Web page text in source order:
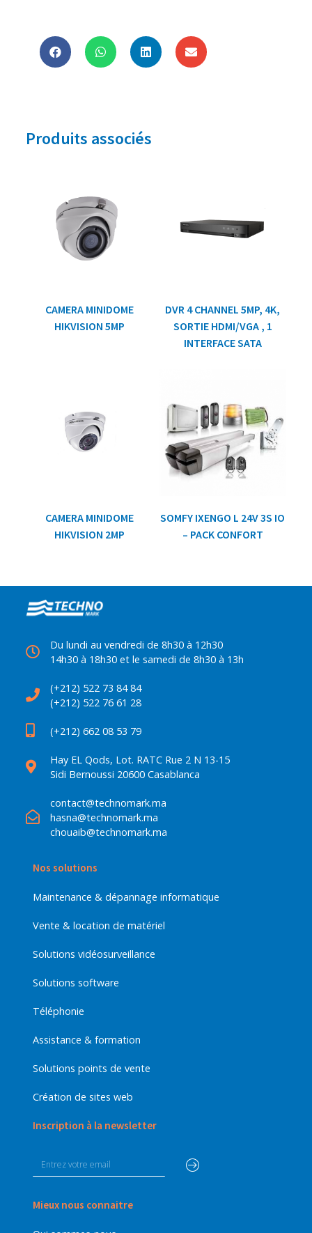
Produits associés
CAMERA MINIDOME
HIKVISION 5MP
DVR 4 CHANNEL 5MP, 4K,
SORTIE HDMI/VGA , 1
INTERFACE SATA
CAMERA MINIDOME
HIKVISION 2MP
SOMFY IXENGO L 24V 3S IO
– PACK CONFORT
Du lundi au vendredi de 8h30 à 12h30
14h30 à 18h30 et le samedi de 8h30 à 13h
(+212) 522 73 84 84
(+212) 522 76 61 28
(+212) 662 08 53 79
Hay EL Qods, Lot. RATC Rue 2 N 13-15
Sidi Bernoussi 20600 Casablanca
contact@technomark.ma
hasna@technomark.ma
chouaib@technomark.ma
Nos solutions
Maintenance & dépannage informatique
Vente & location de matériel
Solutions vidéosurveillance
Solutions software
Téléphonie
Assistance & formation
Solutions points de vente
Création de sites web
Inscription à la newsletter
Mieux nous connaitre